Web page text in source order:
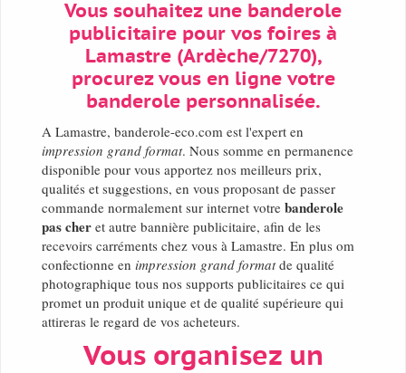
Vous souhaitez une banderole
publicitaire pour vos foires à
Lamastre (Ardèche/7270),
procurez vous en ligne votre
banderole personnalisée.
A Lamastre, banderole-eco.com est l'expert en
impression grand format. Nous somme en permanence
disponible pour vous apportez nos meilleurs prix,
qualités et suggestions, en vous proposant de passer
commande normalement sur internet votre banderole
pas cher et autre bannière publicitaire, afin de les
recevoirs carréments chez vous à Lamastre. En plus om
confectionne en impression grand formatde qualité
photographique tous nos supports publicitaires ce qui
promet un produit unique et de qualité supérieure qui
attireras le regard de vos acheteurs.
Vous organisez un